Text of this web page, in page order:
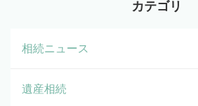
カテゴリ
相続ニュース
遺産相続